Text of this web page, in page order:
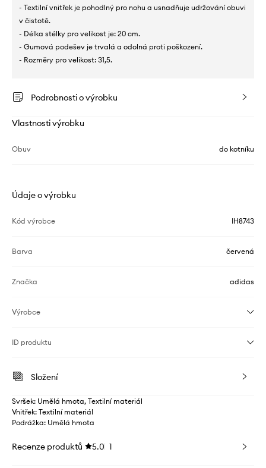
- Textilní vnitřek je pohodlný pro nohu a usnadňuje udržování obuvi
v čistotě.
- Délka stélky pro velikost je: 20 cm.
- Gumová podešev je trvalá a odolná proti poškození.
- Rozměry pro velikost: 31,5.
Podrobnosti o výrobku
Vlastnosti výrobku
Obuv do kotníku
Údaje o výrobku
Kód výrobce IH8743
Barva červená
Značka adidas
Výrobce
ID produktu
Složení
Svršek: Umělá hmota, Textilní materiál
Vnitřek: Textilní materiál
Podrážka: Umělá hmota
Recenze produktů 5.0 1